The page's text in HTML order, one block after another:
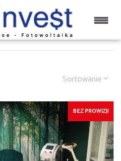
Sortowanie
BEZ PROWIZJI